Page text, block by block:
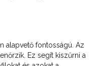
alapvető fontosságú. Az
Ez segít kiszűrni a